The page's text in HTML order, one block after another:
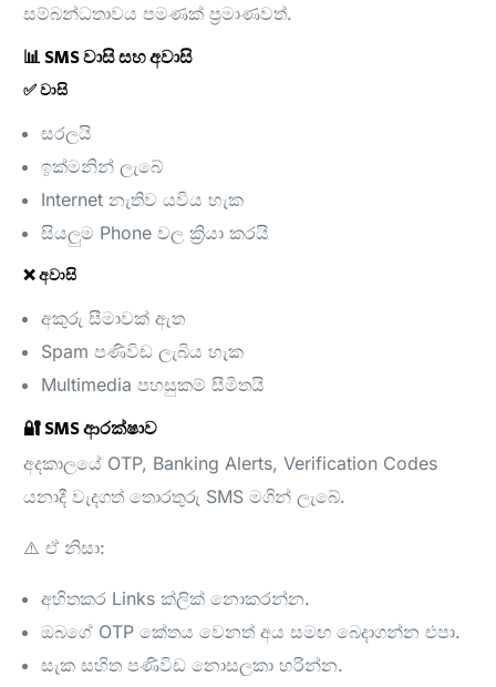
සම්බන්ධතාවය පමණක් ප්‍රමාණවත්.
📊 SMS වාසි සහ අවාසි
✅ වාසි
සරලයි
ඉක්මනින් ලැබේ
Internet නැතිව යවිය හැක
සියලුම Phone වල ක්‍රියා කරයි
❌ අවාසි
අකුරු සීමාවක් ඇත
Spam පණිවිඩ ලැබිය හැක
Multimedia පහසුකම් සීමිතයි
🔐 SMS ආරක්ෂාව
අදකාලයේ OTP, Banking Alerts, Verification Codes
යනාදී වැදගත් තොරතුරු SMS මගින් ලැබේ.
⚠️ ඒ නිසා:
අහිතකර Links ක්ලික් නොකරන්න.
ඔබගේ OTP කේතය වෙනත් අය සමඟ බෙදාගන්න එපා.
සැක සහිත පණිවිඩ නොසලකා හරින්න.